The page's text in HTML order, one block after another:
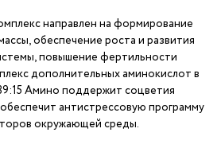
направлен на формирование
обеспечение роста и развития
повышение фертильности
дополнительных аминокислот в
Амино поддержит соцветия
антистрессовую программу
окружающей среды.